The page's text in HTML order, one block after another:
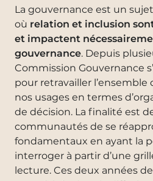
La gouvernance est un
où relation et inclusion
et impactent
gouvernance. Depuis
Commission Gouvernance
pour retravailler l’ensemble
nos usages en termes
de décision. La finalité est
communautés de se
fondamentaux en ayant la
interroger à partir d’une
lecture. Ces deux années